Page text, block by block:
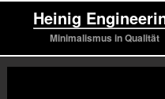
Heinig
Minimalismus in Qualität